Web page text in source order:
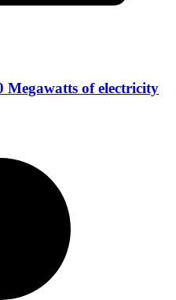
Megawatts of electricity